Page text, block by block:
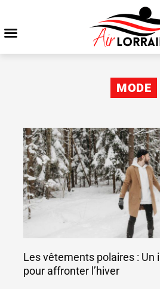
MODE
Les vêtements polaires : Un
pour affronter l’hiver